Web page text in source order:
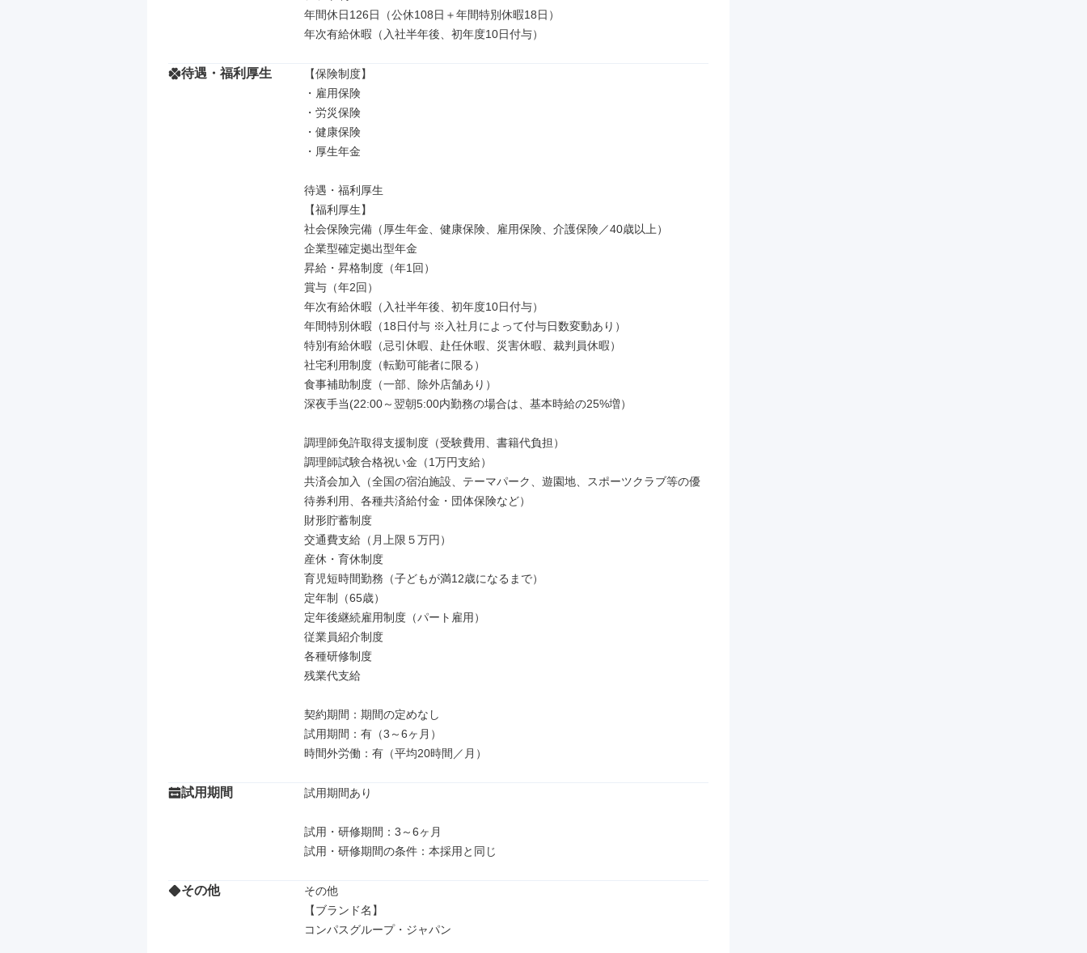
年間休日126日（公休108日＋年間特別休暇18日）
年次有給休暇（入社半年後、初年度10日付与）
待遇・福利厚生
【保険制度】
・雇用保険
・労災保険
・健康保険
・厚生年金
待遇・福利厚生
【福利厚生】
社会保険完備（厚生年金、健康保険、雇用保険、介護保険／40歳以上）
企業型確定拠出型年金
昇給・昇格制度（年1回）
賞与（年2回）
年次有給休暇（入社半年後、初年度10日付与）
年間特別休暇（18日付与 ※入社月によって付与日数変動あり）
特別有給休暇（忌引休暇、赴任休暇、災害休暇、裁判員休暇）
社宅利用制度（転勤可能者に限る）
食事補助制度（一部、除外店舗あり）
深夜手当(22:00～翌朝5:00内勤務の場合は、基本時給の25%増）
調理師免許取得支援制度（受験費用、書籍代負担）
調理師試験合格祝い金（1万円支給）
共済会加入（全国の宿泊施設、テーマパーク、遊園地、スポーツクラブ等の優
待券利用、各種共済給付金・団体保険など）
財形貯蓄制度
交通費支給（月上限５万円）
産休・育休制度
育児短時間勤務（子どもが満12歳になるまで）
定年制（65歳）
定年後継続雇用制度（パート雇用）
従業員紹介制度
各種研修制度
残業代支給
契約期間：期間の定めなし
試用期間：有（3～6ヶ月）
時間外労働：有（平均20時間／月）
試用期間 試用期間あり
試用・研修期間：3～6ヶ月
その他
その他
【ブランド名】
コンパスグループ・ジャパン